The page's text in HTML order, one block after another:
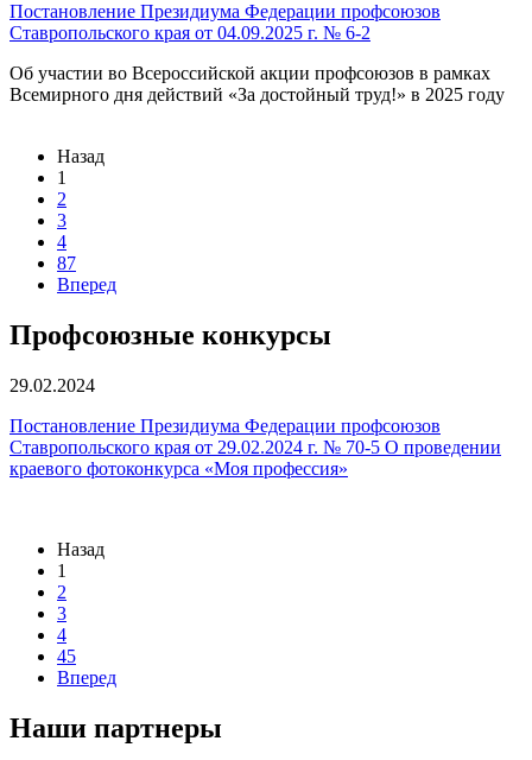
Постановление Президиума Федерации профсоюзов
Ставропольского края от 04.09.2025 г. № 6-2
Об участии во Всероссийской акции профсоюзов в рамках
Всемирного дня действий «За достойный труд!» в 2025 году
Назад
1
2
3
4
87
Вперед
Профсоюзные конкурсы
29.02.2024
Постановление Президиума Федерации профсоюзов
Ставропольского края от 29.02.2024 г. № 70-5 О проведении
краевого фотоконкурса «Моя профессия»
Назад
1
2
3
4
45
Вперед
Наши партнеры